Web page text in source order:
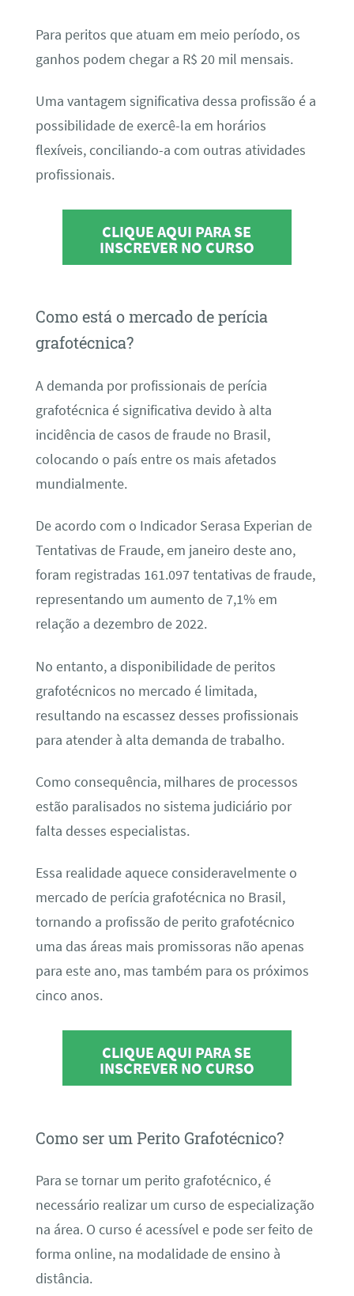
Para peritos que atuam em meio período, os
ganhos podem chegar a R$ 20 mil mensais.
Uma vantagem significativa dessa profissão é a
possibilidade de exercê-la em horários
flexíveis, conciliando-a com outras atividades
profissionais.
CLIQUE AQUI PARA SE
INSCREVER NO CURSO
Como está o mercado de perícia
grafotécnica?
A demanda por profissionais de perícia
grafotécnica é significativa devido à alta
incidência de casos de fraude no Brasil,
colocando o país entre os mais afetados
mundialmente.
De acordo com o Indicador Serasa Experian de
Tentativas de Fraude, em janeiro deste ano,
foram registradas 161.097 tentativas de fraude,
representando um aumento de 7,1% em
relação a dezembro de 2022.
No entanto, a disponibilidade de peritos
grafotécnicos no mercado é limitada,
resultando na escassez desses profissionais
para atender à alta demanda de trabalho.
Como consequência, milhares de processos
estão paralisados no sistema judiciário por
falta desses especialistas.
Essa realidade aquece consideravelmente o
mercado de perícia grafotécnica no Brasil,
tornando a profissão de perito grafotécnico
uma das áreas mais promissoras não apenas
para este ano, mas também para os próximos
cinco anos.
CLIQUE AQUI PARA SE
INSCREVER NO CURSO
Como ser um Perito Grafotécnico?
Para se tornar um perito grafotécnico, é
necessário realizar um curso de especialização
na área. O curso é acessível e pode ser feito de
forma online, na modalidade de ensino à
distância.